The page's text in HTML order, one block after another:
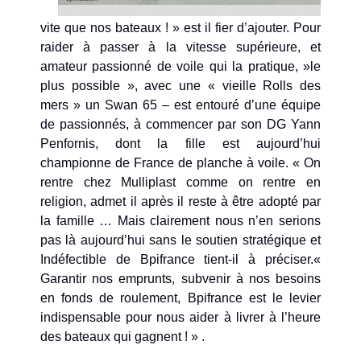
vite que nos bateaux ! » est il fier d’ajouter. Pour
raider à passer à la vitesse supérieure, et
amateur passionné de voile qui la pratique, »le
plus possible », avec une « vieille Rolls des
mers » un Swan 65 – est entouré d’une équipe
de passionnés, à commencer par son DG Yann
Penfornis, dont la fille est aujourd’hui
championne de France de planche à voile. « On
rentre chez Mulliplast comme on rentre en
religion, admet il après il reste à être adopté par
la famille … Mais clairement nous n’en serions
pas là aujourd’hui sans le soutien stratégique et
Indéfectible de Bpifrance tient-il à préciser.«
Garantir nos emprunts, subvenir à nos besoins
en fonds de roulement, Bpifrance est le levier
indispensable pour nous aider à livrer à l’heure
des bateaux qui gagnent ! » .